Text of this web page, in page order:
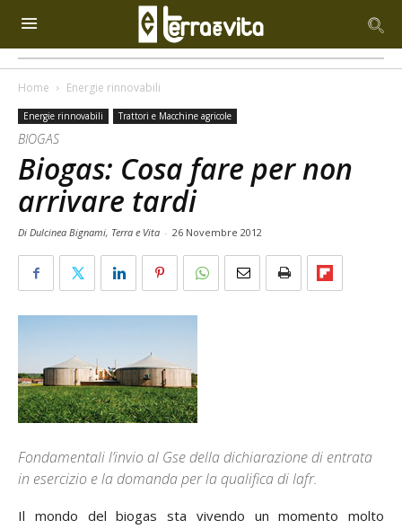
Home Energie rinnovabili
Energie rinnovabili Trattori e Macchine agricole
BIOGAS
Biogas: Cosa fare per non
arrivare tardi
Di Dulcinea Bignami, Terra e Vita - 26 Novembre 2012
Fondamentali l’invio al Gse della dichiarazione di entrata
in esercizio e la domanda per la qualifica di Iafr.
Il mondo del biogas sta vivendo un momento molto